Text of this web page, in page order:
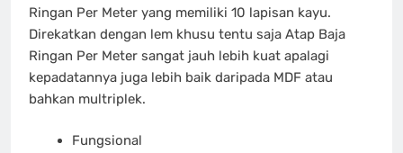
Ringan Per Meter yang memiliki 10 lapisan kayu.
Direkatkan dengan lem khusu tentu saja Atap Baja
Ringan Per Meter sangat jauh lebih kuat apalagi
kepadatannya juga lebih baik daripada MDF atau
bahkan multriplek.
Fungsional